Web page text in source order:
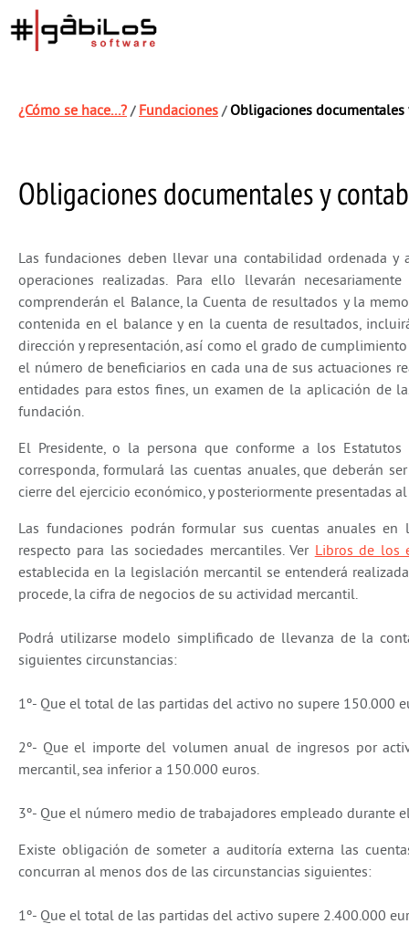
¿Cómo se hace...? / Fundaciones / Obligaciones documentales
Obligaciones documentales y
Las fundaciones deben llevar una contabilidad ordenada
operaciones realizadas. Para ello llevarán
comprenderán el Balance, la Cuenta de resultados y la
contenida en el balance y en la cuenta de resultados,
dirección y representación, así como el grado de
el número de beneficiarios en cada una de sus actuaciones
entidades para estos fines, un examen de la aplicación de
fundación.
El Presidente, o la persona que conforme a los
corresponda, formulará las cuentas anuales, que deberán
cierre del ejercicio económico, y posteriormente presentadas
Las fundaciones podrán formular sus cuentas anuales
respecto para las sociedades mercantiles. Ver Libros de los
establecida en la legislación mercantil se entenderá
procede, la cifra de negocios de su actividad mercantil.
Podrá utilizarse modelo simplificado de llevanza de la
siguientes circunstancias:
1º- Que el total de las partidas del activo no supere 150.000
2º- Que el importe del volumen anual de ingresos por
mercantil, sea inferior a 150.000 euros.
3º- Que el número medio de trabajadores empleado durante
Existe obligación de someter a auditoría externa las
concurran al menos dos de las circunstancias siguientes:
1º- Que el total de las partidas del activo supere 2.400.000